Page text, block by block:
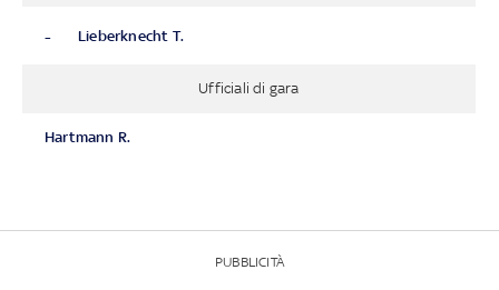
- Lieberknecht T.
Ufficiali di gara
Hartmann R.
PUBBLICITÀ